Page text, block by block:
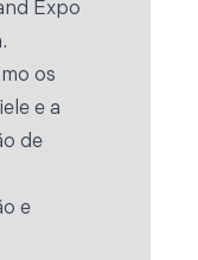
Expo
os
e a
de
e